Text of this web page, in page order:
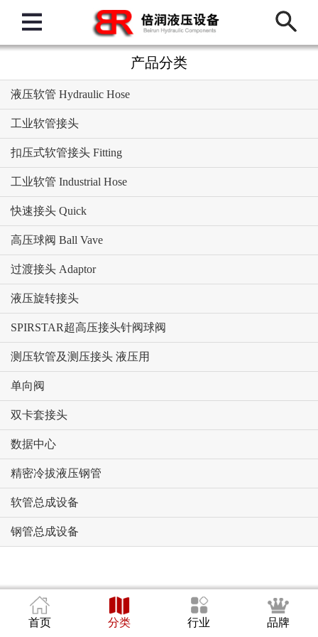
产品分类
液压软管 Hydraulic Hose
工业软管接头
扣压式软管接头 Fitting
工业软管 Industrial Hose
快速接头 Quick
高压球阀 Ball Vave
过渡接头 Adaptor
液压旋转接头
SPIRSTAR超高压接头针阀球阀
测压软管及测压接头 液压用
单向阀
双卡套接头
数据中心
精密冷拔液压钢管
软管总成设备
钢管总成设备
首页 分类 行业 品牌